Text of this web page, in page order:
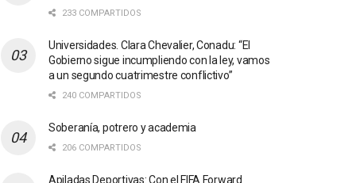
233 COMPARTIDOS
Universidades. Clara Chevalier, Conadu: “El
Gobierno sigue incumpliendo con la ley, vamos
a un segundo cuatrimestre conflictivo”
240 COMPARTIDOS
Soberanía, potrero y academia
206 COMPARTIDOS
Apiladas Deportivas: Con el FIFA Forward